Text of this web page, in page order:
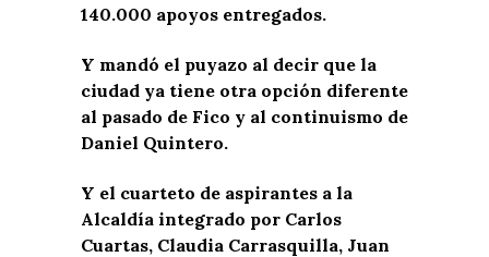
140.000 apoyos entregados.
Y mandó el puyazo al decir que la
ciudad ya tiene otra opción diferente
al pasado de Fico y al continuismo de
Daniel Quintero.
Y el cuarteto de aspirantes a la
Alcaldía integrado por Carlos
Cuartas, Claudia Carrasquilla, Juan